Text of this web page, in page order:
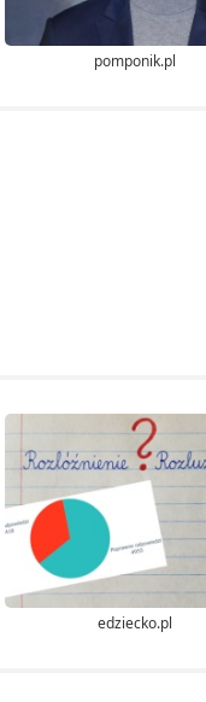
pomponik.pl
edziecko.pl